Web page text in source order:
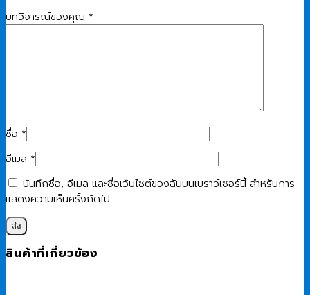
บทวิจารณ์ของคุณ *
ชื่อ *
อีเมล *
บันทึกชื่อ, อีเมล และชื่อเว็บไซต์ของฉันบนเบราว์เซอร์นี้ สำหรับการ
แสดงความเห็นครั้งถัดไป
สินค้าที่เกี่ยวข้อง